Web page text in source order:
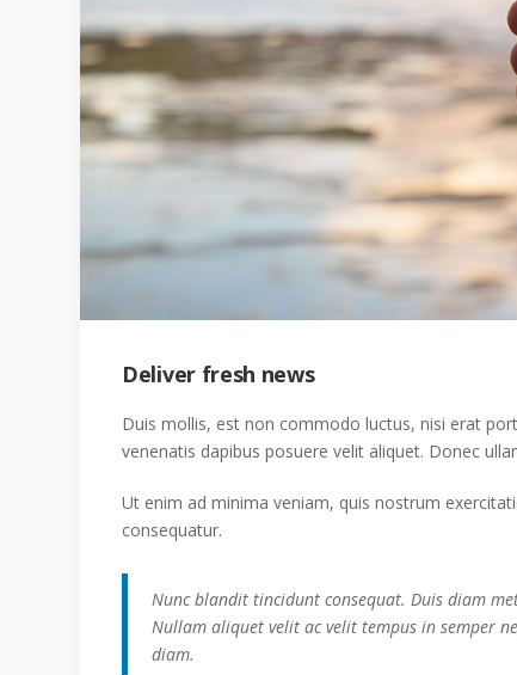
Deliver fresh news
Duis mollis, est non commodo luctus, nisi erat
venenatis dapibus posuere velit aliquet. Donec
Ut enim ad minima veniam, quis nostrum
consequatur.
Nunc blandit tincidunt consequat. Duis diam
Nullam aliquet velit ac velit tempus in semper
diam.